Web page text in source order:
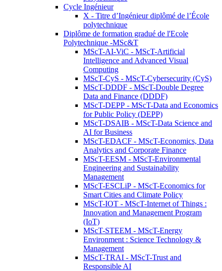
Cycle Ingénieur
X - Titre d’Ingénieur diplômé de l’École
polytechnique
Diplôme de formation gradué de l'Ecole
Polytechnique -MSc&T
MScT-AI-ViC - MScT-Artificial
Intelligence and Advanced Visual
Computing
MScT-CyS - MScT-Cybersecurity (CyS)
MScT-DDDF - MScT-Double Degree
Data and Finance (DDDF)
MScT-DEPP - MScT-Data and Economics
for Public Policy (DEPP)
MScT-DSAIB - MScT-Data Science and
AI for Business
MScT-EDACF - MScT-Economics, Data
Analytics and Corporate Finance
MScT-EESM - MScT-Environmental
Engineering and Sustainability
Management
MScT-ESCLiP - MScT-Economics for
Smart Cities and Climate Policy
MScT-IOT - MScT-Internet of Things :
Innovation and Management Program
(IoT)
MScT-STEEM - MScT-Energy
Environment : Science Technology &
Management
MScT-TRAI - MScT-Trust and
Responsible AI